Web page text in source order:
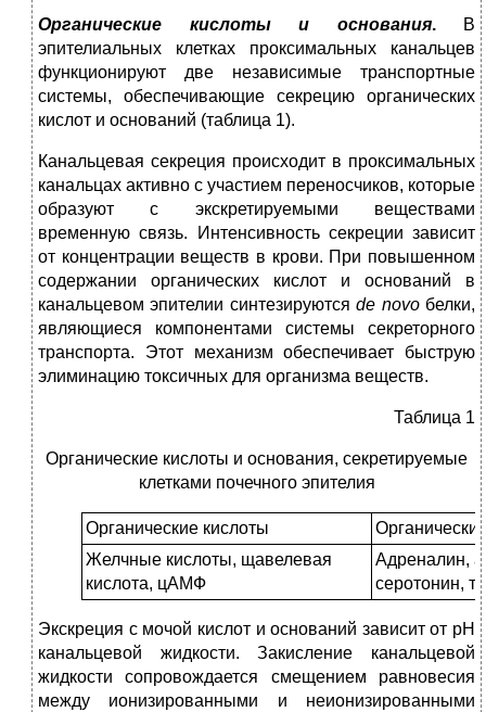
Органические кислоты и основания.
В
эпителиальных клетках проксимальных канальцев
функционируют две независимые транспортные
системы, обеспечивающие секрецию органических
кислот и оснований (таблица 1).
Канальцевая секреция происходит в проксимальных
канальцах активно с участием переносчиков, которые
образуют с экскретируемыми веществами
временную связь. Интенсивность секреции зависит
от концентрации веществ в крови. При повышенном
содержании органических кислот и оснований в
канальцевом эпителии синтезируютсяde novo белки,
являющиеся компонентами системы секреторного
транспорта. Этот механизм обеспечивает быструю
элиминацию токсичных для организма веществ.
Таблица 1
Органические кислоты и основания, секретируемые
клетками почечного эпителия
Органические кислоты
Желчные кислоты, щавелевая
кислота, цАМФ
Адреналин,
серотонин,
Экскреция с мочой кислот и оснований зависит от рН
канальцевой жидкости. Закисление канальцевой
жидкости сопровождается смещением равновесия
между ионизированными и неионизированными